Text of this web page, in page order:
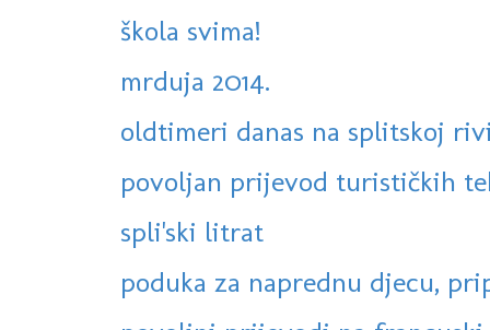
škola svima!
mrduja 2014.
oldtimeri danas na splitskoj
povoljan prijevod turističkih
spli'ski litrat
poduka za naprednu djecu,